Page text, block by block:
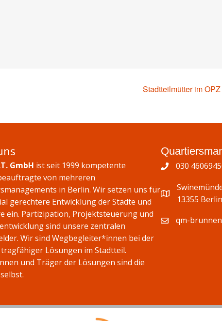
Stadtteilmütter im
GmbH ist seit 1999 kompetente
von mehreren
in Berlin. Wir setzen uns für
gerechtere Entwicklung der Städte und
ein. Partizipation, Projektsteuerung und
sind unsere zentralen
Wir sind Wegbegleiter*innen bei der
Lösungen im Stadtteil.
und Träger der Lösungen sind die
030
13355 Berlin
qm-